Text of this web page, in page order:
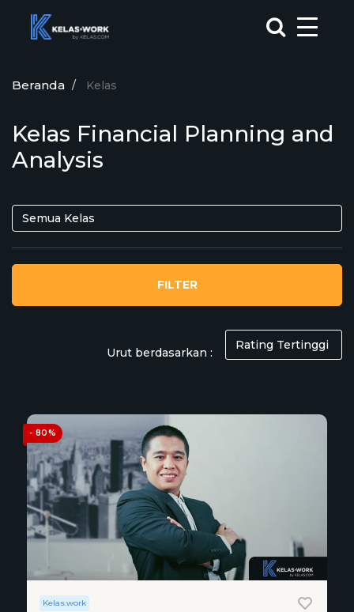
Beranda Kelas
Kelas Financial Planning and
Analysis
FILTER
Urut berdasarkan :
- 80%
Kelas.work